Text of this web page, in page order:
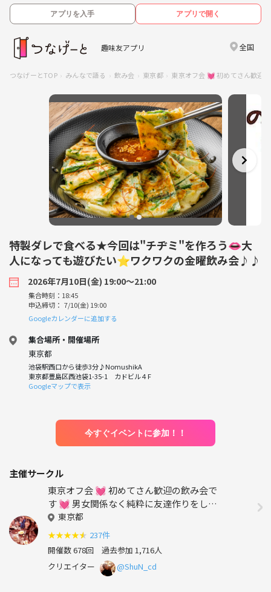
アプリを入手 アプリで開く
趣味友アプリ 全国
つなげーとTOP みんなで語る 飲み会 東京都 東京オフ会 💓 初めてさん歓迎
特製ダレで食べる★今回は"チヂミ"を作ろう👄大
人になっても遊びたい⭐ワクワクの金曜飲み会♪♪
2026年7月10日(金) 19:00〜21:00
集合時刻：18:45
申込締切： 7/10(金) 19:00
Googleカレンダーに追加する
集合場所・開催場所
東京都
池袋駅西口から徒歩3分♪NomushikA
東京都豊島区西池袋1-35-1 カドビル４F
Googleマップで表示
今すぐイベントに参加！！
主催サークル
東京オフ会 💓 初めてさん歓迎の飲み会で
す 💓 男女関係なく純粋に友達作りをしよ
う✨ 転勤で出てきたばかり～友達が欲し
い・地方出身者の方～是非来て下さいね♪
毎週遊べるほんとうの友達作りをしよう✨
東京都
★★★★★ 237件
開催数 678回 過去参加 1,716人
クリエイター
@ShuN_cd